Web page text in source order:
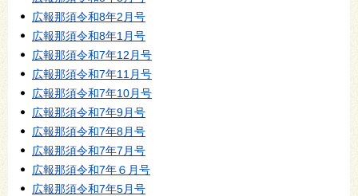
広報那須令和8年2月号
広報那須令和8年1月号
広報那須令和7年12月号
広報那須令和7年11月号
広報那須令和7年10月号
広報那須令和7年9月号
広報那須令和7年8月号
広報那須令和7年7月号
広報那須令和7年６月号
広報那須令和7年5月号